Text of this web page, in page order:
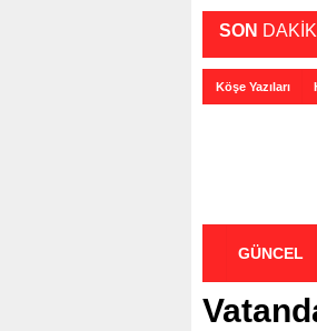
SON
Köşe Yazıları
GÜNCEL